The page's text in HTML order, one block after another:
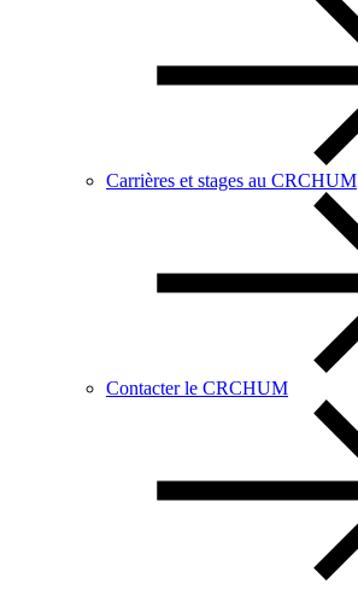
Carrières et stages au CRCHUM
Contacter le CRCHUM